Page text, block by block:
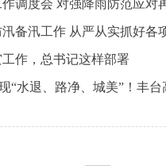
调度会 对强降雨防范应对
备汛工作 从严从实抓好各
作，总书记这样部署
“水退、路净、城美”！丰